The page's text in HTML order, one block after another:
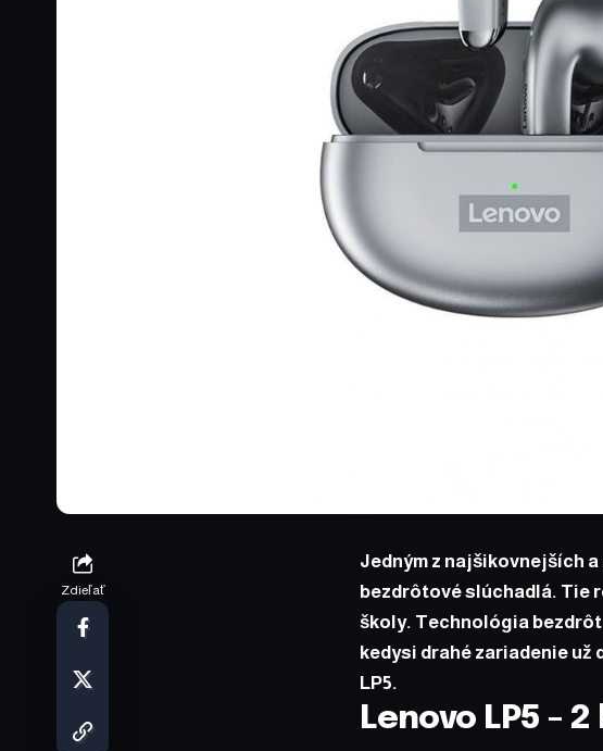
Zdieľať
Jedným z najšikovnejších
bezdrôtové slúchadlá. Tie
školy. Technológia
kedysi drahé zariadenie už
LP5.
Lenovo LP5 –